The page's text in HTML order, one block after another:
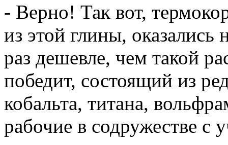
- Верно! Так вот,
из этой глины,
раз дешевле, чем такой
победит, состоящий из
кобальта, титана,
рабочие в содружестве с